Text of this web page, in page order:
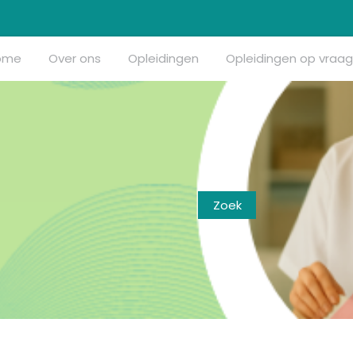
Over ons Opleidingen Opleidingen op vraag